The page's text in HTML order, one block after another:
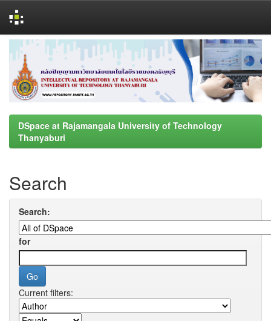
navigation
DSpace at Rajamangala University of Technology
Thanyaburi
Search
Search:
for
Current filters: